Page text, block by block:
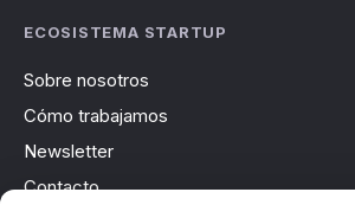
ECOSISTEMA STARTUP
Sobre nosotros
Cómo trabajamos
Newsletter
Contacto